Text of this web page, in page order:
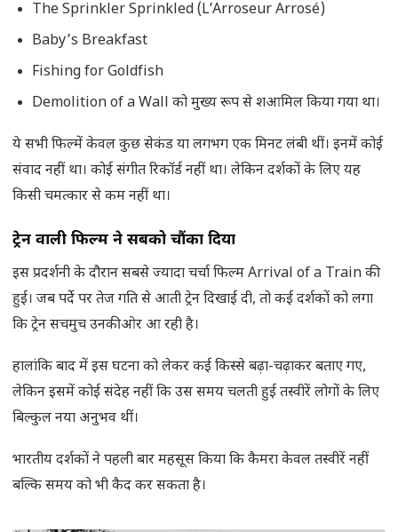
The Sprinkler Sprinkled (L’Arroseur Arrosé)
Baby’s Breakfast
Fishing for Goldfish
Demolition of a Wall को मुख्य रूप से शआमिल किया गया था।
ये सभी फिल्में केवल कुछ सेकंड या लगभग एक मिनट लंबी थीं। इनमें कोई
संवाद नहीं था। कोई संगीत रिकॉर्ड नहीं था। लेकिन दर्शकों के लिए यह
किसी चमत्कार से कम नहीं था।
ट्रेन वाली फिल्म ने सबको चौंका दिया
इस प्रदर्शनी के दौरान सबसे ज्यादा चर्चा फिल्म Arrival of a Train की
हुई। जब पर्दे पर तेज गति से आती ट्रेन दिखाई दी, तो कई दर्शकों को लगा
कि ट्रेन सचमुच उनकी ओर आ रही है।
हालांकि बाद में इस घटना को लेकर कई किस्से बढ़ा-चढ़ाकर बताए गए,
लेकिन इसमें कोई संदेह नहीं कि उस समय चलती हुई तस्वीरें लोगों के लिए
बिल्कुल नया अनुभव थीं।
भारतीय दर्शकों ने पहली बार महसूस किया कि कैमरा केवल तस्वीरें नहीं
बल्कि समय को भी कैद कर सकता है।